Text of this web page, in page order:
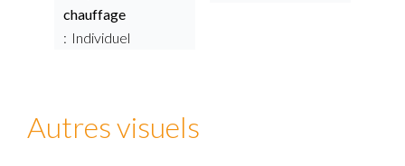
chauffage
Individuel
Autres visuels